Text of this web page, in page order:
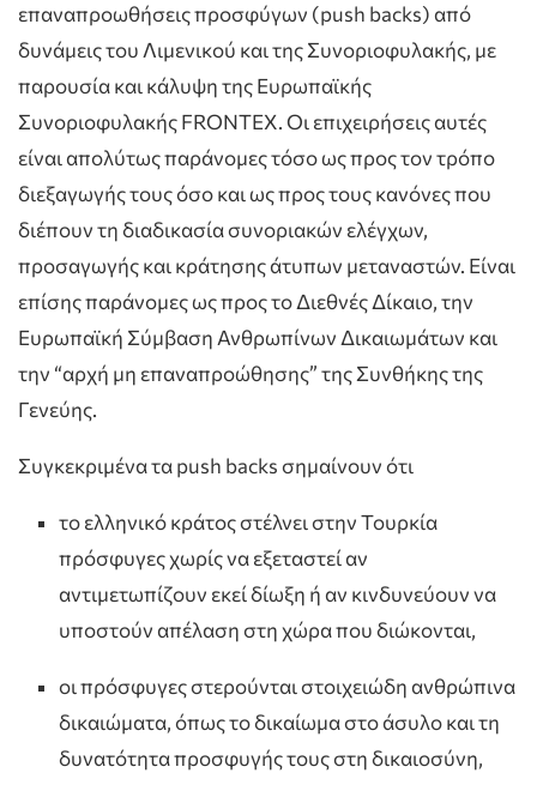
επαναπροωθήσεις προσφύγων (push backs) από
δυνάμεις του Λιμενικού και της Συνοριοφυλακής, με
παρουσία και κάλυψη της Ευρωπαϊκής
Συνοριοφυλακής FRONTEX. Οι επιχειρήσεις αυτές
είναι απολύτως παράνομες τόσο ως προς τον τρόπο
διεξαγωγής τους όσο και ως προς τους κανόνες που
διέπουν τη διαδικασία συνοριακών ελέγχων,
προσαγωγής και κράτησης άτυπων μεταναστών. Είναι
επίσης παράνομες ως προς το Διεθνές Δίκαιο, την
Ευρωπαϊκή Σύμβαση Ανθρωπίνων Δικαιωμάτων και
την “αρχή μη επαναπροώθησης” της Συνθήκης της
Γενεύης.
Συγκεκριμένα τα push backs σημαίνουν ότι
το ελληνικό κράτος στέλνει στην Τουρκία
πρόσφυγες χωρίς να εξεταστεί αν
αντιμετωπίζουν εκεί δίωξη ή αν κινδυνεύουν να
υποστούν απέλαση στη χώρα που διώκονται,
οι πρόσφυγες στερούνται στοιχειώδη ανθρώπινα
δικαιώματα, όπως το δικαίωμα στο άσυλο και τη
δυνατότητα προσφυγής τους στη δικαιοσύνη,